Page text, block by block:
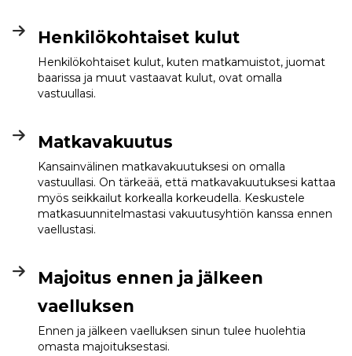
Henkilökohtaiset kulut
Henkilökohtaiset kulut, kuten matkamuistot, juomat
baarissa ja muut vastaavat kulut, ovat omalla
vastuullasi.
Matkavakuutus
Kansainvälinen matkavakuutuksesi on omalla
vastuullasi. On tärkeää, että matkavakuutuksesi kattaa
myös seikkailut korkealla korkeudella. Keskustele
matkasuunnitelmastasi vakuutusyhtiön kanssa ennen
vaellustasi.
Majoitus ennen ja jälkeen
vaelluksen
Ennen ja jälkeen vaelluksen sinun tulee huolehtia
omasta majoituksestasi.